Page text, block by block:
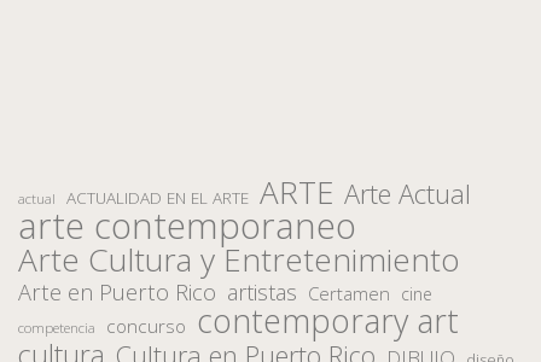
actual ACTUALIDAD EN EL ARTE ARTE Arte Actual
arte contemporaneo
Arte Cultura y Entretenimiento
Arte en Puerto Rico artistas Certamen cine
competencia concurso contemporary art
Cultura en Puerto Rico